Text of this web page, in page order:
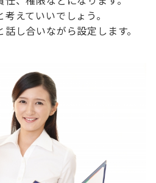
えていいでしょう。
し合いながら設定します。